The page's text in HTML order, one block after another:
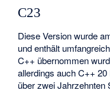
C23
Diese Version wurde
und enthält
C++ übernommen
allerdings auch C++
über zwei Jahrzehnten